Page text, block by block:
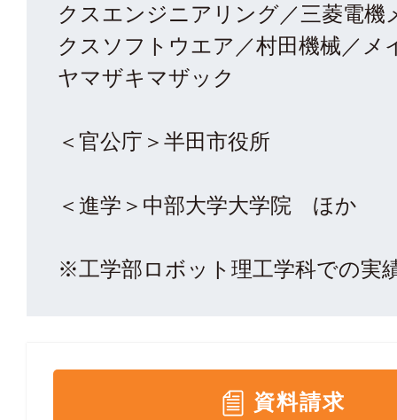
クスエンジニアリング／三菱電機
クスソフトウエア／村田機械／メ
ヤマザキマザック
＜官公庁＞半田市役所
＜進学＞中部大学大学院 ほか
※工学部ロボット理工学科での実
資料請求